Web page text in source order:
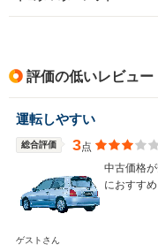
評価の低いレビュー
運転しやすい
総合評価 3点
中古価格
におすすめ
ゲストさん